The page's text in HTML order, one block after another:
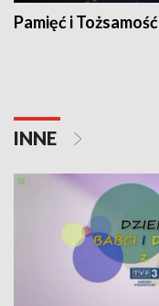
Pamięć i Tożsamość
INNE